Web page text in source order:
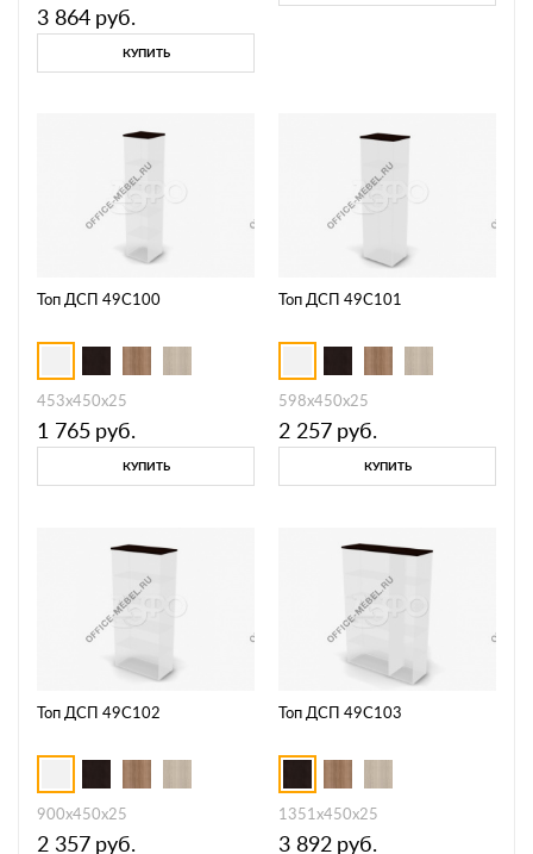
3 864 руб.
КУПИТЬ
Топ ДСП 49C100
453х450х25
1 765 руб.
КУПИТЬ
Топ ДСП 49C101
598х450х25
2 257 руб.
КУПИТЬ
Топ ДСП 49C102
900х450х25
2 357 руб.
Топ ДСП 49C103
1351х450х25
3 892 руб.